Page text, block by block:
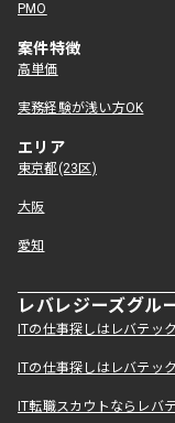
PMO
案件特徴
高単価
実務経験が浅い方OK
エリア
東京都(23区)
大阪
愛知
レバレジーズグル
ITの仕事探しはレバテック
ITの仕事探しはレバテッ
IT転職スカウトならレバ